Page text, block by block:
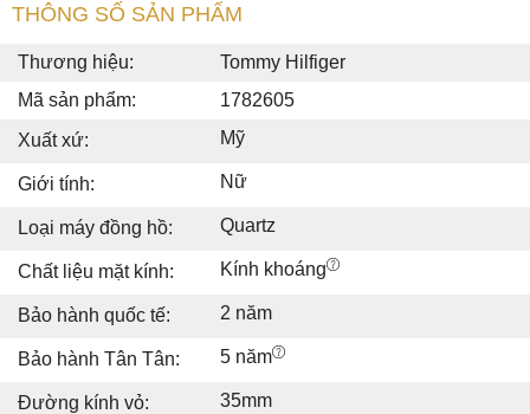
THÔNG SỐ SẢN PHẨM
Thương hiệu:
Tommy Hilfiger
Mã sản phẩm:
1782605
Xuất xứ:
Mỹ
Giới tính: Nữ
Loại máy đồng hồ: Quartz
Chất liệu mặt kính: Kính khoáng
Bảo hành quốc tế: 2 năm
Bảo hành Tân Tân: 5 năm
Đường kính vỏ: 35mm